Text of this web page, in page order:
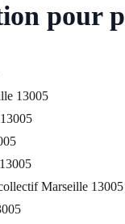
pour
13005
Marseille 13005